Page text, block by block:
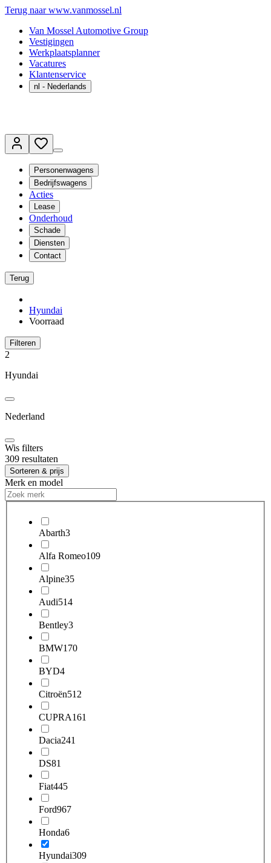
Terug naar www.vanmossel.nl
Van Mossel Automotive Group
Vestigingen
Werkplaatsplanner
Vacatures
Klantenservice
nl - Nederlands
Personenwagens
Bedrijfswagens
Acties
Lease
Onderhoud
Schade
Diensten
Contact
Terug
Hyundai
Voorraad
Filteren
2
Hyundai
Nederland
Wis filters
309 resultaten
Sorteren & prijs
Merk en model
Abarth3
Alfa Romeo109
Alpine35
Audi514
Bentley3
BMW170
BYD4
Citroën512
CUPRA161
Dacia241
DS81
Fiat445
Ford967
Honda6
Hyundai309